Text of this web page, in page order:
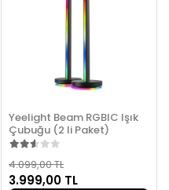
Yeelight Beam RGBIC Işık
Çubuğu (2 li Paket)
4.099,00 TL
3.999,00 TL